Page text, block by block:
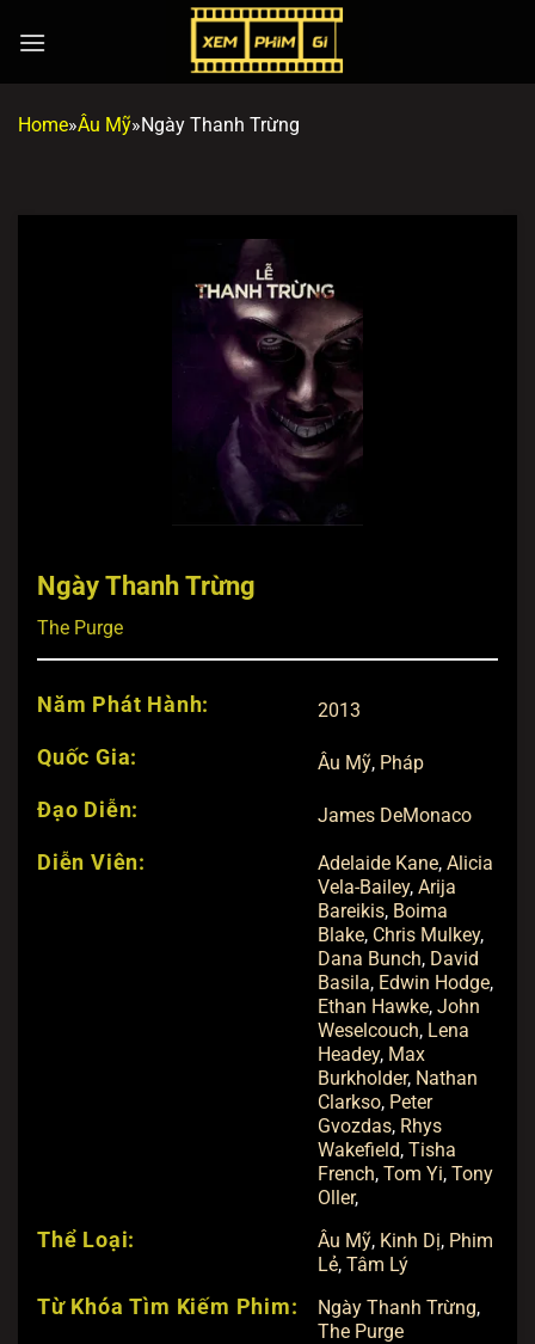
đến
Home»Âu Mỹ»Ngày Thanh Trừng
Ngày Thanh Trừng
The Purge
Năm Phát Hành: 2013
Quốc Gia: Âu Mỹ, Pháp
Đạo Diễn: James DeMonaco
Diễn Viên: Adelaide Kane, Alicia
Vela-Bailey, Arija
Bareikis, Boima
Blake, Chris Mulkey,
Dana Bunch, David
Basila, Edwin Hodge,
Ethan Hawke, John
Weselcouch, Lena
Headey, Max
Burkholder, Nathan
Clarkso, Peter
Gvozdas, Rhys
Wakefield, Tisha
French, Tom Yi, Tony
Oller,
Thể Loại: Âu Mỹ, Kinh Dị, Phim
Lẻ, Tâm Lý
Từ Khóa Tìm Kiếm Phim: Ngày Thanh Trừng,
The Purge